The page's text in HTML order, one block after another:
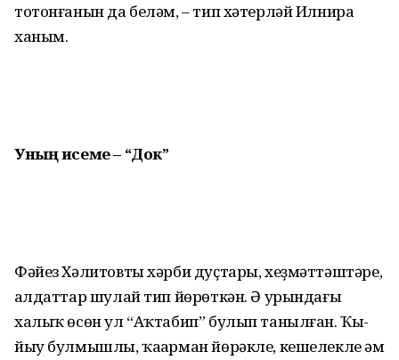
тотонғанын да беләм, – тип хәтерләй Илнира
ханым.
Уның исеме – “Док”
Фәйез Хәлитовты хәрби дуҫ­тары, хеҙмәттәштәре,
һалдат­тар шулай тип йөрөткән. Ә урын­дағы
халыҡ өсөн ул “Аҡтабип” булып танылған. Ҡы­
йыу булмышлы, ҡаһарман йөрәкле, кешелекле һәм